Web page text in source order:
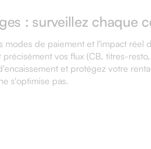
: surveillez chaque
modes de paiement et l'impact réel
précisément vos flux (CB, titres-
et protégez votre
s'optimise pas.